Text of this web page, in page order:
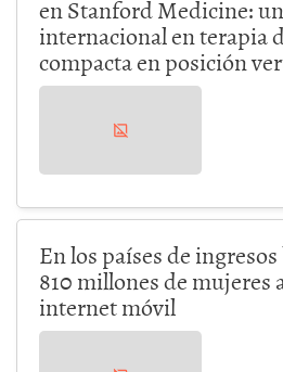
en Stanford Medicine:
internacional en terapia
compacta en posición
En los países de
810 millones de
internet móvil